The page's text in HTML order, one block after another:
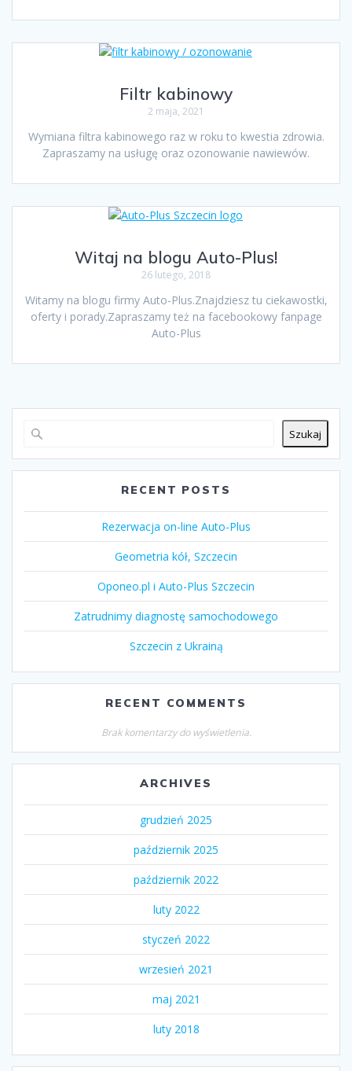
Filtr kabinowy
2 maja, 2021
Wymiana filtra kabinowego raz w roku to kwestia zdrowia.
Zapraszamy na usługę oraz ozonowanie nawiewów.
Witaj na blogu Auto-Plus!
26 lutego, 2018
Witamy na blogu firmy Auto-Plus.Znajdziesz tu ciekawostki,
oferty i porady.Zapraszamy też na facebookowy fanpage
Auto-Plus
Szukaj
RECENT POSTS
Rezerwacja on-line Auto-Plus
Geometria kół, Szczecin
Oponeo.pl i Auto-Plus Szczecin
Zatrudnimy diagnostę samochodowego
Szczecin z Ukrainą
RECENT COMMENTS
Brak komentarzy do wyświetlenia.
ARCHIVES
grudzień 2025
październik 2025
październik 2022
luty 2022
styczeń 2022
wrzesień 2021
maj 2021
luty 2018